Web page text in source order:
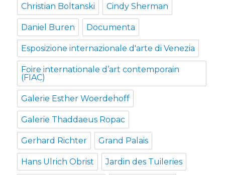
Christian Boltanski Cindy Sherman
Daniel Buren Documenta
Esposizione internazionale d'arte di Venezia
Foire internationale d’art contemporain
(FIAC)
Galerie Esther Woerdehoff
Galerie Thaddaeus Ropac
Gerhard Richter Grand Palais
Hans Ulrich Obrist Jardin des Tuileries